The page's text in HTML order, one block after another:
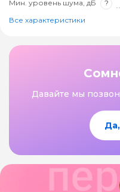
Мин. уровень шума, дБ ?
Все характеристики
Давайте мы